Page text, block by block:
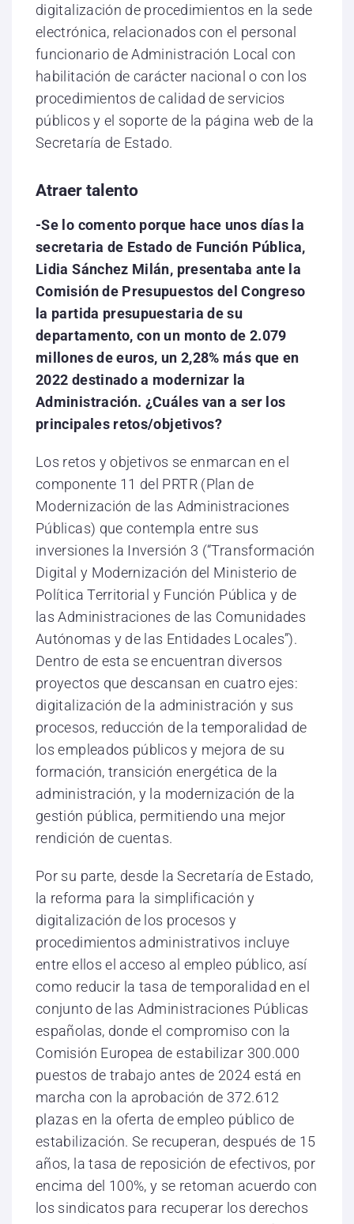
digitalización de procedimientos en la sede
electrónica, relacionados con el personal
funcionario de Administración Local con
habilitación de carácter nacional o con los
procedimientos de calidad de servicios
públicos y el soporte de la página web de la
Secretaría de Estado.
Atraer talento
-Se lo comento porque hace unos días la
secretaria de Estado de Función Pública,
Lidia Sánchez Milán, presentaba ante la
Comisión de Presupuestos del Congreso
la partida presupuestaria de su
departamento, con un monto de 2.079
millones de euros, un 2,28% más que en
2022 destinado a modernizar la
Administración. ¿Cuáles van a ser los
principales retos/objetivos?
Los retos y objetivos se enmarcan en el
componente 11 del PRTR (Plan de
Modernización de las Administraciones
Públicas) que contempla entre sus
inversiones la Inversión 3 (“Transformación
Digital y Modernización del Ministerio de
Política Territorial y Función Pública y de
las Administraciones de las Comunidades
Autónomas y de las Entidades Locales”).
Dentro de esta se encuentran diversos
proyectos que descansan en cuatro ejes:
digitalización de la administración y sus
procesos, reducción de la temporalidad de
los empleados públicos y mejora de su
formación, transición energética de la
administración, y la modernización de la
gestión pública, permitiendo una mejor
rendición de cuentas.
Por su parte, desde la Secretaría de Estado,
la reforma para la simplificación y
digitalización de los procesos y
procedimientos administrativos incluye
entre ellos el acceso al empleo público, así
como reducir la tasa de temporalidad en el
conjunto de las Administraciones Públicas
españolas, donde el compromiso con la
Comisión Europea de estabilizar 300.000
puestos de trabajo antes de 2024 está en
marcha con la aprobación de 372.612
plazas en la oferta de empleo público de
estabilización. Se recuperan, después de 15
años, la tasa de reposición de efectivos, por
encima del 100%, y se retoman acuerdo con
los sindicatos para recuperar los derechos